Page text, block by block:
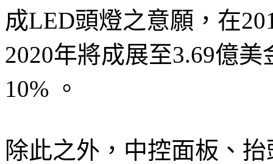
成LED頭燈之意願，在
2020年將成展至3.69億
10% 。
除此之外，中控面板、